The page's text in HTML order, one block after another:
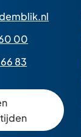
00
83
een
Whatsapp